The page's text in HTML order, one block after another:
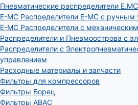
Пневматические распределители E.MC
E-MC Распределители E-MC с ручным
E-MC Распределители с
Распределители и Пневмоострова с
Распределители с
управлением
Расходные материалы и запчасти
Фильтры для компрессоров
Фильтры Борец
Фильтры ABAC